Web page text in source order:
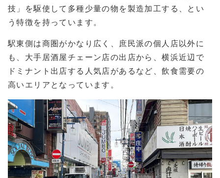
技」を駆使して多種少量の物を製造加工する、とい
う特徴を持っています。
駅東側は商圏がかなり広く、庶民派の個人店以外に
も、大手居酒屋チェーン店の出店から、横浜近辺で
ドミナント出店する人気店があるなど、飲食需要の
高いエリアとなっています。